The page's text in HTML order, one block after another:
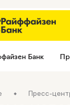
Банк
Пресс-